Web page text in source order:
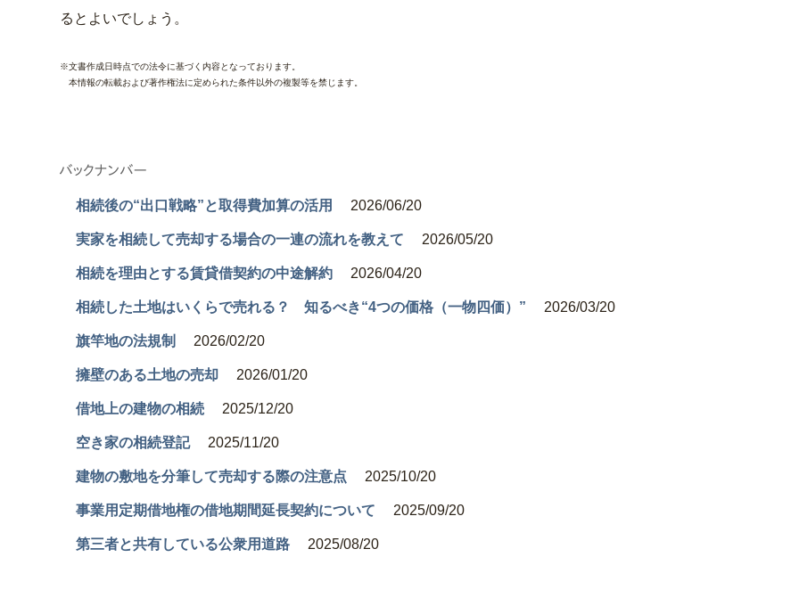
るとよいでしょう。
※文書作成日時点での法令に基づく内容となっております。
本情報の転載および著作権法に定められた条件以外の複製等を禁じます。
相続後の“出口戦略”と取得費加算の活用 2026/06/20
実家を相続して売却する場合の一連の流れを教えて 2026/05/20
相続を理由とする賃貸借契約の中途解約 2026/04/20
相続した土地はいくらで売れる？ 知るべき“4つの価格（一物四価）” 2026/03/20
旗竿地の法規制 2026/02/20
擁壁のある土地の売却 2026/01/20
借地上の建物の相続 2025/12/20
空き家の相続登記 2025/11/20
建物の敷地を分筆して売却する際の注意点 2025/10/20
事業用定期借地権の借地期間延長契約について 2025/09/20
第三者と共有している公衆用道路 2025/08/20